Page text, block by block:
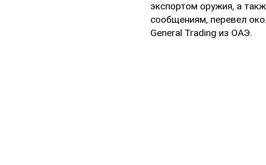
экспортом оружия, а
сообщениям, перевел
General Trading из ОАЭ.